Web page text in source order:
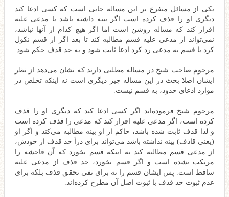
یکی از مسائل متفرع بر این مساله جایی است که کسی ادعا کند
دیگری او را قذف کرده است اگر بینه داشته باشد یا مدعی علیه
اقرار کند که مساله روشن است اما اگر هیچ کدام از آنها نباشد،
نمی‌تواند از مدعی علیه قسم مطالبه کند تا بعد اگر از قسم نکول
کرد یا قسم به مدعی رد کرد ادعا ثابت شود و به حد قذف حکم شود.
مرحوم صاحب شیخ در مساله مطلبی دارند که نشان می‌دهد از نظر
ایشان اصلا بحث در این مساله چیز دیگری است نه اینکه تخلص در
موارد ادعای حدود، به قسم نیست.
مرحوم شیخ فرموده‌اند اگر کسی ادعا کند که دیگری او را قذف
کرده است، اگر مدعی علیه اقرار کند که مدعی را قذف کرده است
و لذا قذف ثابت شده باشد، حاکم از او بینه مطالبه می‌کند و اگر او
(یعنی قاذف) بینه نداشته باشد می‌تواند برای درأ حد قذف از خودش،
از مدعی قسم مطالبه کند به اینکه قسم بخورد که آن فاحشه را
مرتکب نشده است و اگر قسم نخورد، حد قذف از مدعی علیه
ساقط است. پس ایشان قسم را نه برای نفی تحقق قذف بلکه برای
عدم ثبوت حد قذف با ثبوت اصل آن مطرح کرده‌اند.